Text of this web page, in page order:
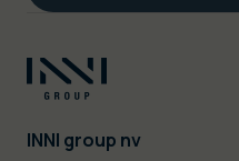
INNI group nv